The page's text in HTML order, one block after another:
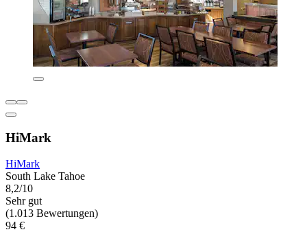
HiMark
HiMark
South Lake Tahoe
8,2/10
Sehr gut
(1.013 Bewertungen)
94 €